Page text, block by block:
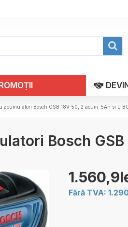
acumulatori Bosch GSB 18V-50, 2 acum. 5Ah si L-
Bosch
Fără TVA: